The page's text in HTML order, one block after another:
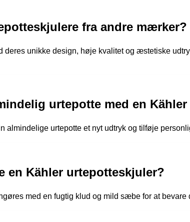
fra andre mærker?
deres unikke design, høje kvalitet og æstetiske
urtepotte med en
almindelige urtepotte et nyt udtryk og tilføje
en Kähler urtepotteskjuler?
med en fugtig klud og mild sæbe for at bevare